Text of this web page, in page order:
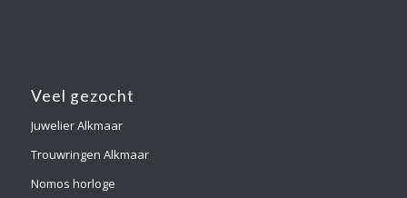
Veel gezocht
Juwelier Alkmaar
Trouwringen Alkmaar
Nomos horloge